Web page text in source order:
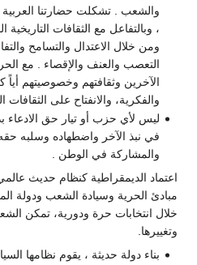
والشعب . تشكلت حضارتنا العربية
، وبالتفاعل مع الثقافات
ومن خلال الاعتدال والتسامح
التعصب والعنف والإقصاء . مع
الآخرين وثقافتهم وخصوصيتهم أياً
والفكرية، والانفتاح على الثقافات
ليس لأي حزب أو تيار حق الادعاء
في نبذ الآخر واضطهاده وسلبه حقه
والمشاركة في الوطن .
اعتماد الديمقراطية كنظام حديث
مبادئ الحرية وسيادة الشعب ودولة
خلال انتخابات حرة ودورية، تمكن
وتغييرها.
بناء دولة حديثة ، يقوم نظامها